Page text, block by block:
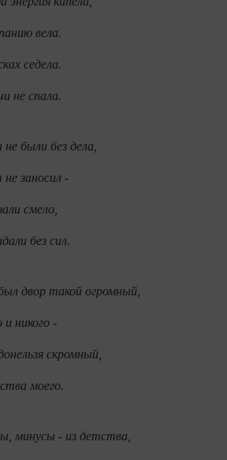
вела.
седела.
не спала.
были без дела,
заносил -
смело,
без сил.
двор такой огромный,
никого -
скромный,
моего.
минусы - из детства,